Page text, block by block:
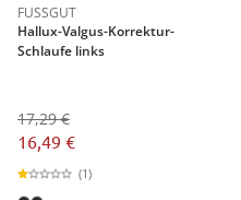
FUSSGUT
Hallux-Valgus-Korrektur-
Schlaufe links
17,29 €
16,49 €
(1)